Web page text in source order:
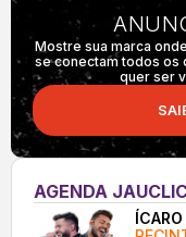
Mostre sua marca
se conectam todos os
quer ser
AGENDA